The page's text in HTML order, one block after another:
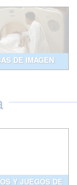
DE IMAGEN
Y JUEGOS DE